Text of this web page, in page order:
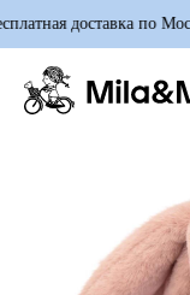
доставка по